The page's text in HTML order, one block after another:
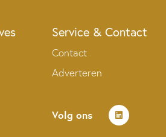
Service & Contact
Contact
Adverteren
Volg ons